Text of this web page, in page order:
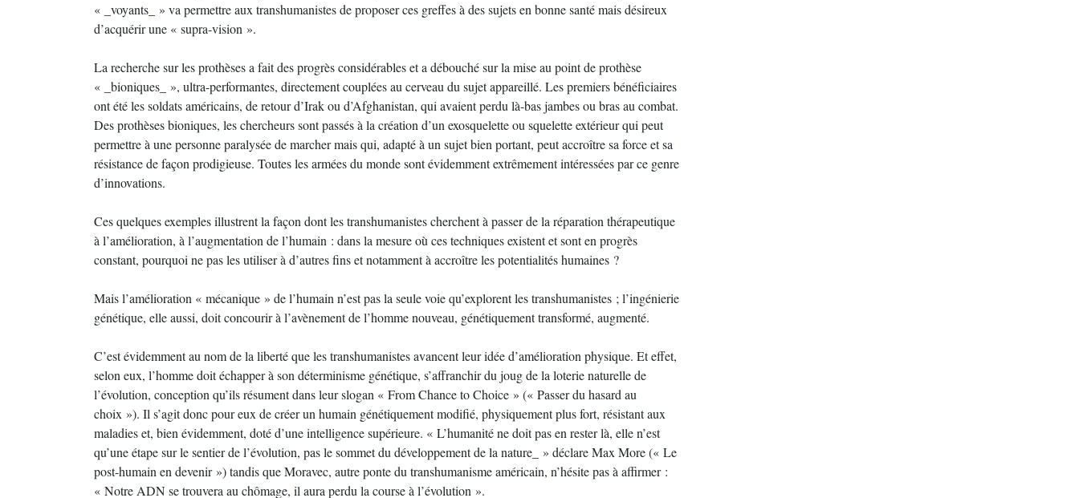
« _voyants_ » va permettre aux transhumanistes de proposer ces greffes à des sujets en bonne santé mais désireux
d’acquérir une « supra-vision ».
La recherche sur les prothèses a fait des progrès considérables et a débouché sur la mise au point de prothèse
« _bioniques_ », ultra-performantes, directement couplées au cerveau du sujet appareillé. Les premiers bénéficiaires
ont été les soldats américains, de retour d’Irak ou d’Afghanistan, qui avaient perdu là-bas jambes ou bras au combat.
Des prothèses bioniques, les chercheurs sont passés à la création d’un exosquelette ou squelette extérieur qui peut
permettre à une personne paralysée de marcher mais qui, adapté à un sujet bien portant, peut accroître sa force et sa
résistance de façon prodigieuse. Toutes les armées du monde sont évidemment extrêmement intéressées par ce genre
d’innovations.
Ces quelques exemples illustrent la façon dont les transhumanistes cherchent à passer de la réparation thérapeutique
à l’amélioration, à l’augmentation de l’humain : dans la mesure où ces techniques existent et sont en progrès
constant, pourquoi ne pas les utiliser à d’autres fins et notamment à accroître les potentialités humaines ?
Mais l’amélioration « mécanique » de l’humain n’est pas la seule voie qu’explorent les transhumanistes ; l’ingénierie
génétique, elle aussi, doit concourir à l’avènement de l’homme nouveau, génétiquement transformé, augmenté.
C’est évidemment au nom de la liberté que les transhumanistes avancent leur idée d’amélioration physique. Et effet,
selon eux, l’homme doit échapper à son déterminisme génétique, s’affranchir du joug de la loterie naturelle de
l’évolution, conception qu’ils résument dans leur slogan « From Chance to Choice » (« Passer du hasard au
choix »). Il s’agit donc pour eux de créer un humain génétiquement modifié, physiquement plus fort, résistant aux
maladies et, bien évidemment, doté d’une intelligence supérieure. « L’humanité ne doit pas en rester là, elle n’est
qu’une étape sur le sentier de l’évolution, pas le sommet du développement de la nature_ » déclare Max More (« Le
post-humain en devenir ») tandis que Moravec, autre ponte du transhumanisme américain, n’hésite pas à affirmer :
« Notre ADN se trouvera au chômage, il aura perdu la course à l’évolution ».